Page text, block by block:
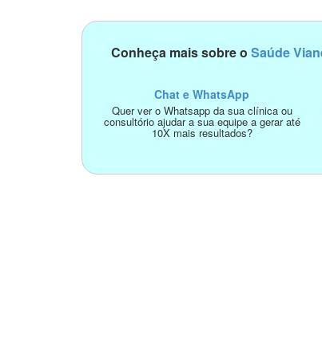
Conheça mais sobre o Saúde
Chat e WhatsApp
Quer ver o Whatsapp da sua clínica ou
consultório ajudar a sua equipe a gerar até
10X mais resultados?